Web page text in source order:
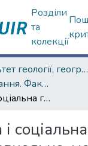
Розділи
та
колекції
Факультет геології, географіії, рекреації і туризму
Навчальні видання. Факультет геології, географіії, рекреації і туризму
Економічна і соціальна географія України. Навчально-методичний комплекс.